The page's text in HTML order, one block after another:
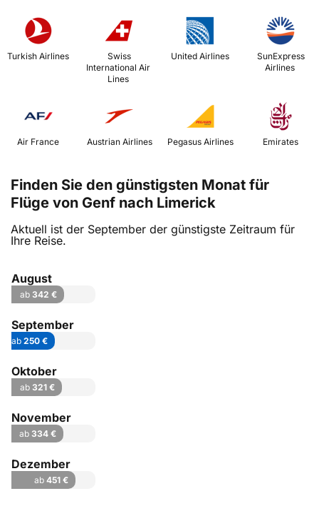
Turkish Airlines
International Air
Lines
United Airlines
Airlines
Air France Austrian Airlines Emirates
Finden Sie den günstigsten Monat für
Flüge von Genf nach Limerick
Aktuell ist der September der günstigste Zeitraum für
Ihre Reise.
August
ab 342 €
September
ab 250 €
Oktober
ab 321 €
November
ab 334 €
Dezember
ab 451 €